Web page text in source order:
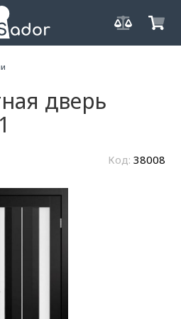
дверь
Код: 38008